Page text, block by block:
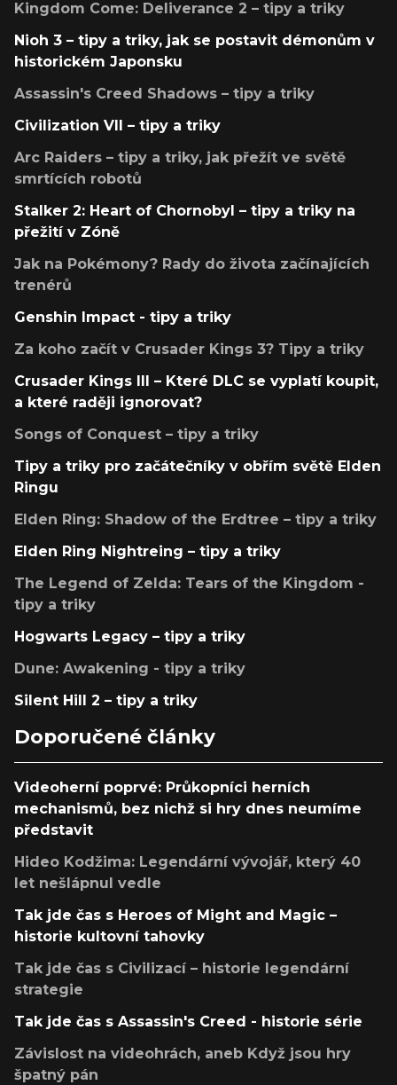
Kingdom Come: Deliverance 2 – tipy a triky
Nioh 3 – tipy a triky, jak se postavit démonům v
historickém Japonsku
Assassin's Creed Shadows – tipy a triky
Civilization VII – tipy a triky
Arc Raiders – tipy a triky, jak přežít ve světě
smrtících robotů
Stalker 2: Heart of Chornobyl – tipy a triky na
přežití v Zóně
Jak na Pokémony? Rady do života začínajících
trenérů
Genshin Impact - tipy a triky
Za koho začít v Crusader Kings 3? Tipy a triky
Crusader Kings III – Které DLC se vyplatí koupit,
a které raději ignorovat?
Songs of Conquest – tipy a triky
Tipy a triky pro začátečníky v obřím světě Elden
Ringu
Elden Ring: Shadow of the Erdtree – tipy a triky
Elden Ring Nightreing – tipy a triky
The Legend of Zelda: Tears of the Kingdom -
tipy a triky
Hogwarts Legacy – tipy a triky
Dune: Awakening - tipy a triky
Silent Hill 2 – tipy a triky
Doporučené články
Videoherní poprvé: Průkopníci herních
mechanismů, bez nichž si hry dnes neumíme
představit
Hideo Kodžima: Legendární vývojář, který 40
let nešlápnul vedle
Tak jde čas s Heroes of Might and Magic –
historie kultovní tahovky
Tak jde čas s Civilizací – historie legendární
strategie
Tak jde čas s Assassin's Creed - historie série
Závislost na videohrách, aneb Když jsou hry
špatný pán